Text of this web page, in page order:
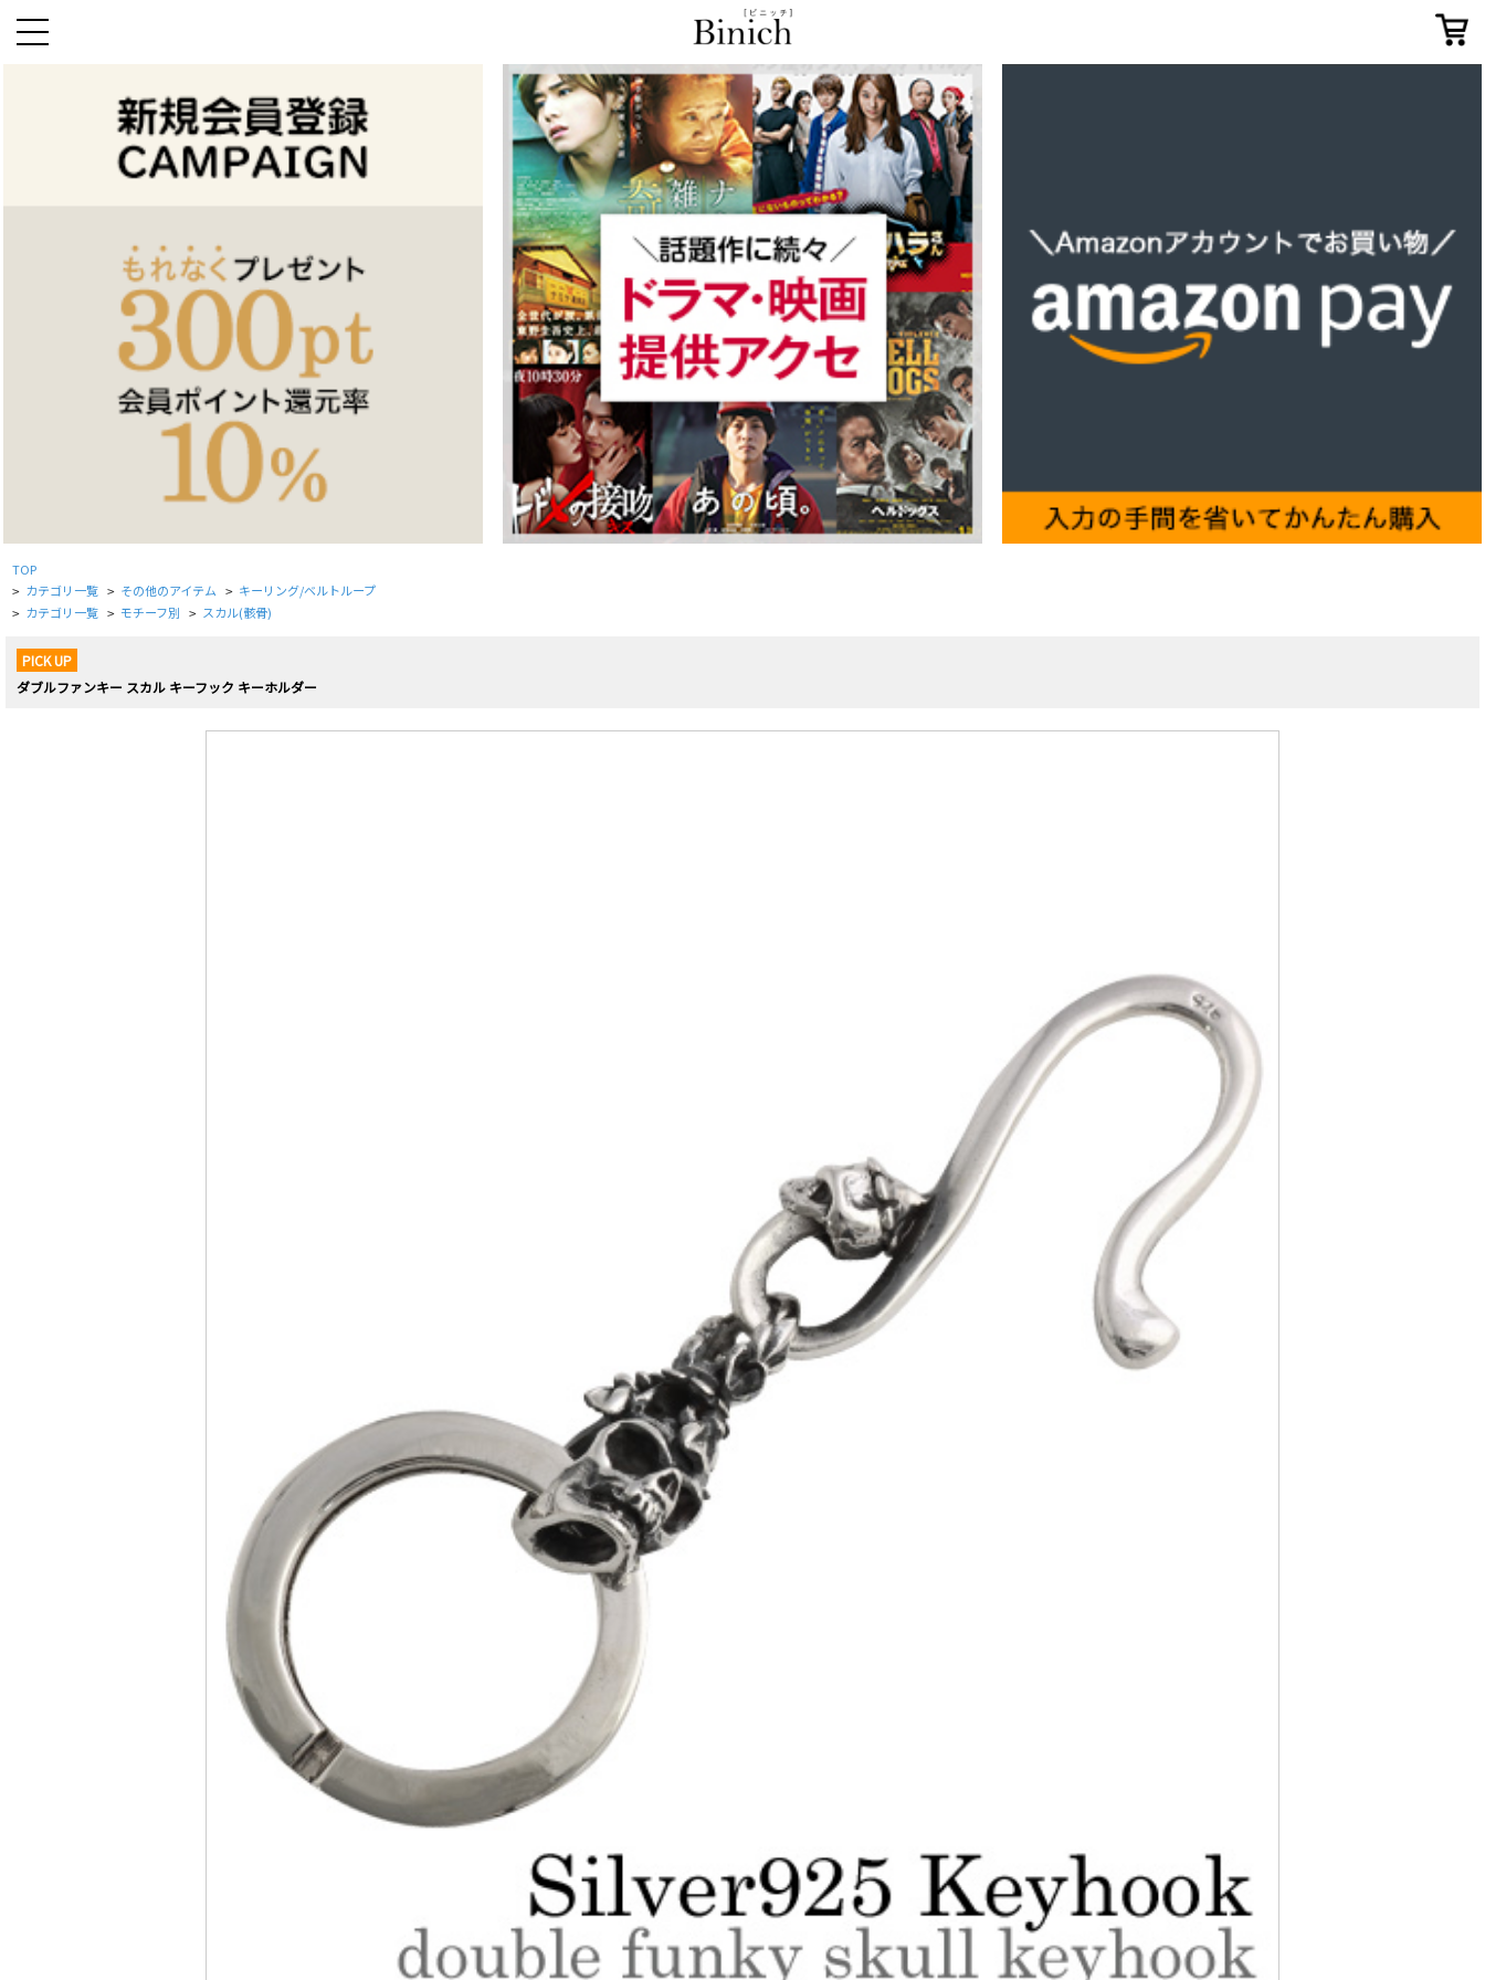
TOP
> カテゴリ一覧 > その他のアイテム > キーリング/ベルトループ
> カテゴリ一覧 > モチーフ別 > スカル(骸骨)
PICK UP
ダブルファンキー スカル キーフック キーホルダー